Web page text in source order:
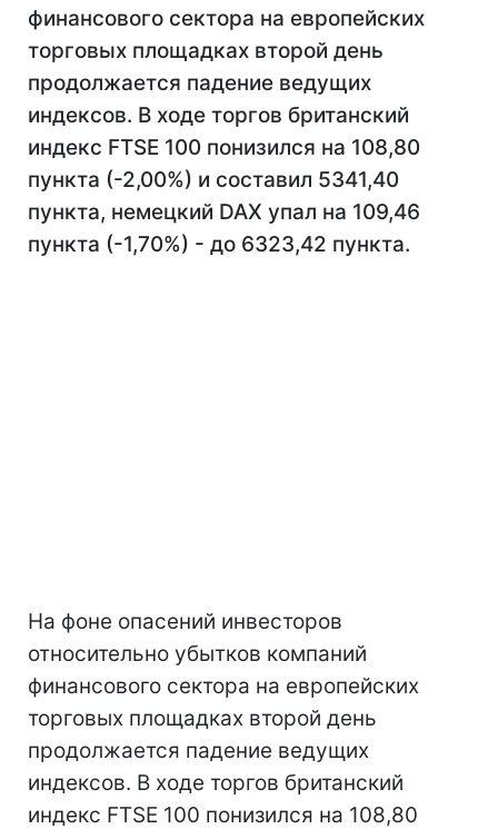
финансового сектора на европейских
торговых площадках второй день
продолжается падение ведущих
индексов. В ходе торгов британский
индекс FTSE 100 понизился на 108,80
пункта (-2,00%) и составил 5341,40
пункта, немецкий DAX упал на 109,46
пункта (-1,70%) - до 6323,42 пункта.
На фоне опасений инвесторов
относительно убытков компаний
финансового сектора на европейских
торговых площадках второй день
продолжается падение ведущих
индексов. В ходе торгов британский
индекс FTSE 100 понизился на 108,80